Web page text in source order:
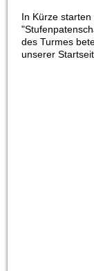
In Kürze starten
des Turmes
unserer